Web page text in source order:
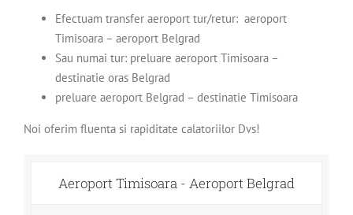
Efectuam transfer aeroport tur/retur: aeroport
Timisoara – aeroport Belgrad
Sau numai tur: preluare aeroport Timisoara –
destinatie oras Belgrad
preluare aeroport Belgrad – destinatie Timisoara
Noi oferim fluenta si rapiditate calatoriilor Dvs!
Aeroport Timisoara - Aeroport Belgrad